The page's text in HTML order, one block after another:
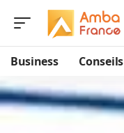
Business Conseils